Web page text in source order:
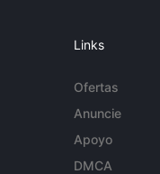
Links
Ofertas
Anuncie
Apoyo
DMCA